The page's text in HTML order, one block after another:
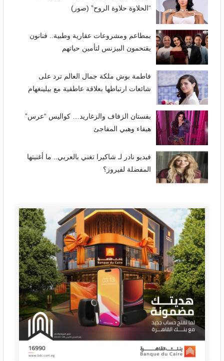
“الحلاوة حلاوة الروح” (صور)
بمطاعم ومشروعات عقارية وطبية.. فنانون
يقتحمون البيزنس لتأمين حياتهم
فاطمة بوش ملكة جمال العالم ترد على
شائعات ارتباطها بعلاقة عاطفية مع بيلينغهام
بفستان الزفاف والزغاريد… كواليس “عرس”
هيفاء وهبي المفاجئ
فيديو نادر لـ شاكيرا تغني بالعربي.. ما أغنيتها
المفضلة لفيروز؟